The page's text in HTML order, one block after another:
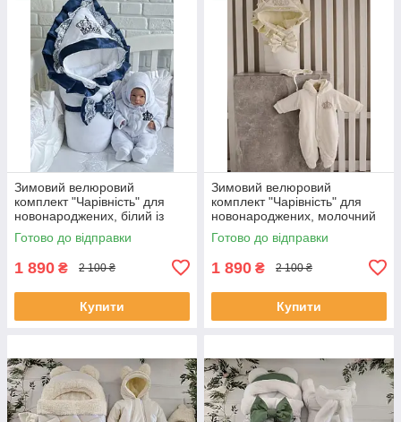
Зимовий велюровий
комплект "Чарівність" для
новонароджених, білий із
синім
Готово до відправки
1 890 ₴ 2 100 ₴
Купити
Зимовий велюровий
комплект "Чарівність" для
новонароджених, молочний
Готово до відправки
1 890 ₴ 2 100 ₴
Купити